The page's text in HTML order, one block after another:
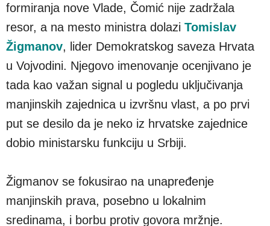
formiranja nove Vlade, Čomić nije zadržala
resor, a na mesto ministra dolazi Tomislav
Žigmanov, lider Demokratskog saveza Hrvata
u Vojvodini. Njegovo imenovanje ocenjivano je
tada kao važan signal u pogledu uključivanja
manjinskih zajednica u izvršnu vlast, a po prvi
put se desilo da je neko iz hrvatske zajednice
dobio ministarsku funkciju u Srbiji.
Žigmanov se fokusirao na unapređenje
manjinskih prava, posebno u lokalnim
sredinama, i borbu protiv govora mržnje.